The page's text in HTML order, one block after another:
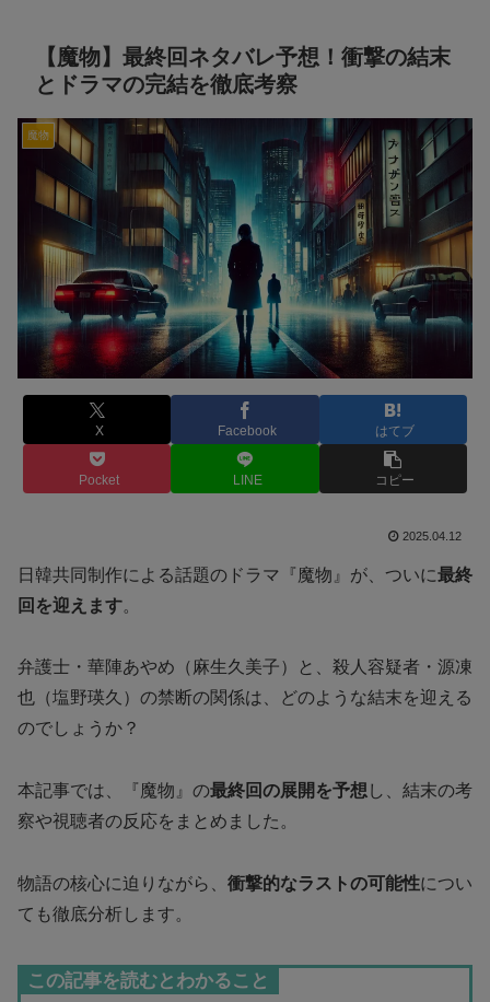
【魔物】最終回ネタバレ予想！衝撃の結末
とドラマの完結を徹底考察
魔物
X Facebook はてブ
Pocket LINE コピー
2025.04.12
日韓共同制作による話題のドラマ『魔物』が、ついに最終
回を迎えます。
弁護士・華陣あやめ（麻生久美子）と、殺人容疑者・源凍
也（塩野瑛久）の禁断の関係は、どのような結末を迎える
のでしょうか？
本記事では、『魔物』の最終回の展開を予想 し、結末の考
察や視聴者の反応をまとめました。
物語の核心に迫りながら、 衝撃的なラストの可能性につい
ても徹底分析します。
この記事を読むとわかること